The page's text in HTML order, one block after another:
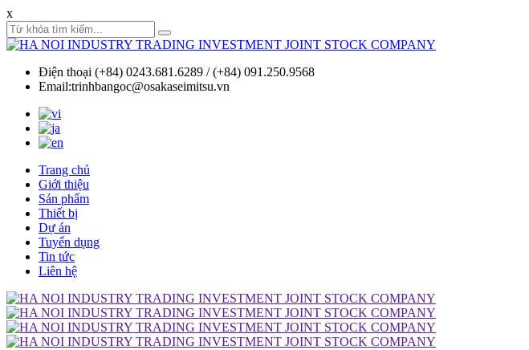
x
Điện thoại (+84) 0243.681.6289 / (+84) 091.250.9568
Email:trinhbangoc@osakaseimitsu.vn
Trang chủ
Giới thiệu
Sản phẩm
Thiết bị
Dự án
Tuyển dụng
Tin tức
Liên hệ